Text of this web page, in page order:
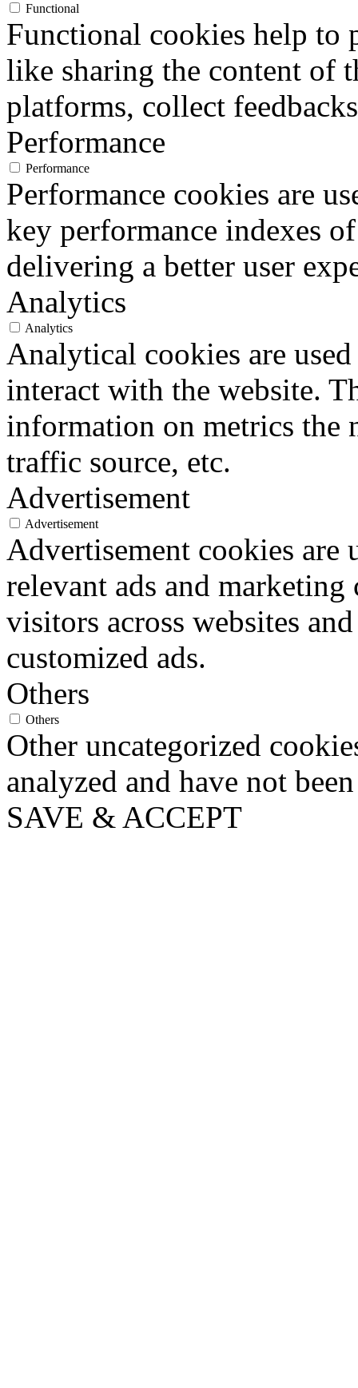
Functional
Functional cookies help to
like sharing the content of
platforms, collect
Performance
Performance
Performance cookies are
key performance indexes
delivering a better user
Analytics
Analytics
Analytical cookies are
interact with the website.
information on metrics the
traffic source, etc.
Advertisement
Advertisement
Advertisement cookies
relevant ads and marketing
visitors across websites
customized ads.
Others
Others
Other uncategorized
analyzed and have not
SAVE & ACCEPT